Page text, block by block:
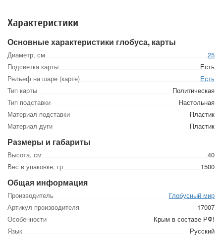
Характеристики
Основные характеристики глобуса, карты
Диаметр, см
25
Подсветка карты
Есть
Рельеф на шаре (карте)
Есть
Тип карты
Политическая
Тип подставки
Настольная
Материал подставки
Пластик
Материал дуги
Пластик
Размеры и габариты
Высота, см
40
Вес в упаковке, гр
1500
Общая информация
Производитель
Глобусный мир
Артикул производителя
17007
Особенности
Крым в составе РФ!
Язык
Русский